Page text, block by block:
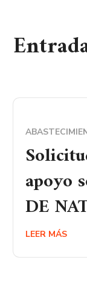
apoyo
DE
LEER MÁS